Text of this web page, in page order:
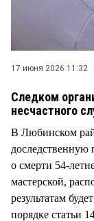
17 июня 2026 11:32
Следком
несчастного
В Любинском
о смерти 54-
мастерской,
результатам
порядке статьи